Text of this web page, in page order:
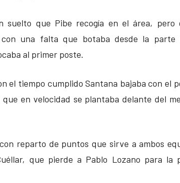
suelto que Pibe recogía en el área,
con una falta que botaba desde la parte
al primer poste.
el tiempo cumplido Santana bajaba con el
en velocidad se plantaba delante del
reparto de puntos que sirve a ambos
que pierde a Pablo Lozano para la